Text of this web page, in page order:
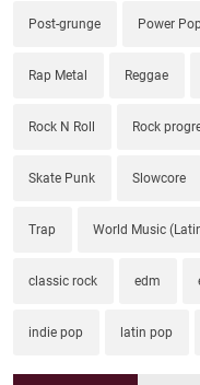
Post-grunge Power
Rap Metal Reggae
Rock N Roll Rock
Skate Punk Slowcore
Trap World Music
classic rock edm
indie pop latin pop